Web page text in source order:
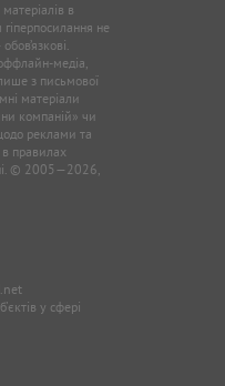
в
не
медіа,
з письмової
матеріали
компаній» чи
реклами та
правилах
© 2005—2026,
у сфері